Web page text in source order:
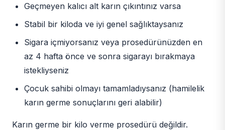
Geçmeyen kalıcı alt karın çıkıntınız varsa
Stabil bir kiloda ve iyi genel sağlıktaysanız
Sigara içmiyorsanız veya prosedürünüzden en
az 4 hafta önce ve sonra sigarayı bırakmaya
istekliyseniz
Çocuk sahibi olmayı tamamladıysanız (hamilelik
karın germe sonuçlarını geri alabilir)
Karın germe bir kilo verme prosedürü değildir.